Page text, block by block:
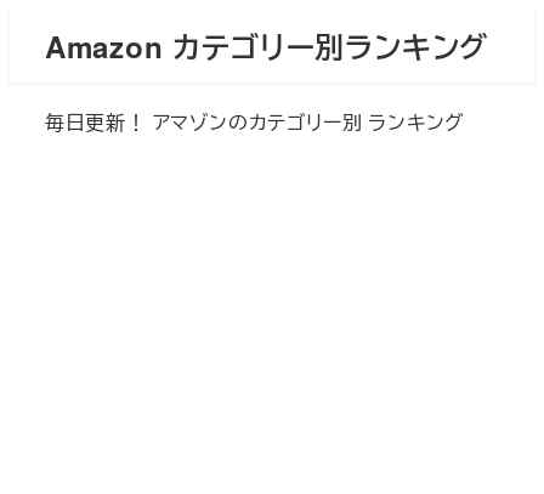
Amazon カテゴリー別ランキング
毎日更新！ アマゾンのカテゴリー別 ランキング